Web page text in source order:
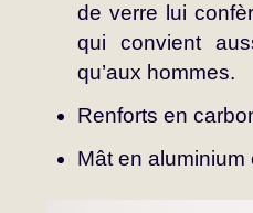
de verre lui
qui convient
qu’aux hommes.
Renforts en
Mât en aluminium